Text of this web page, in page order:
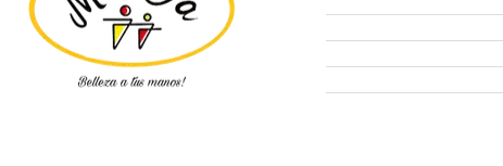
Manicure
Peluquería
Elige tu kit MARDA.CL
Pestañas